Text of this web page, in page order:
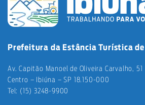
Prefeitura da Estância Turística
Av. Capitão Manoel de Oliveira Carvalho, 51
Centro – Ibiúna – SP 18.150-000
Tel: (15) 3248-9900